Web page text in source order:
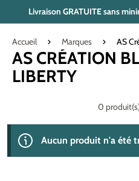
Livraison GRATUITE sans
Accueil Marques AS
AS CRÉATION
LIBERTY
0
Aucun produit n'a été